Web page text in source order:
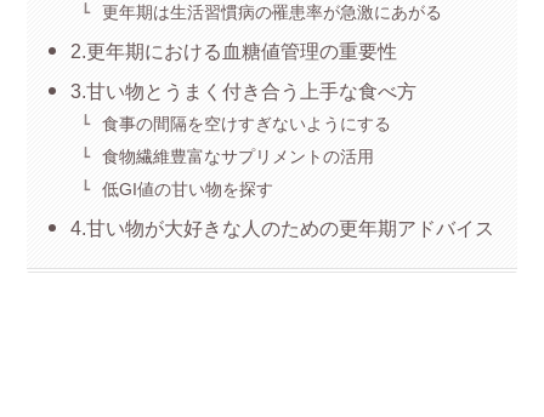
更年期は生活習慣病の罹患率が急激にあがる
2.更年期における血糖値管理の重要性
3.甘い物とうまく付き合う上手な食べ方
食事の間隔を空けすぎないようにする
食物繊維豊富なサプリメントの活用
低GI値の甘い物を探す
4.甘い物が大好きな人のための更年期アドバイス